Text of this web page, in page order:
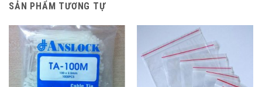
SẢN PHẨM TƯƠNG TỰ